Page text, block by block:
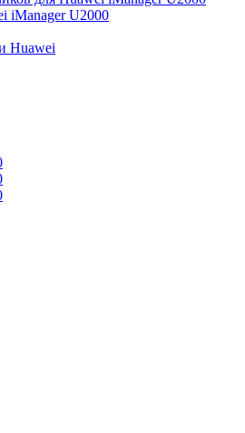
iManager U2000
Huawei